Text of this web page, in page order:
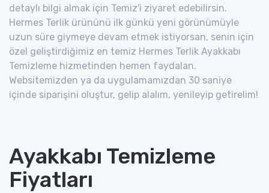
detaylı bilgi almak için Temiz'i ziyaret edebilirsin.
Hermes Terlik ürününü ilk günkü yeni görünümüyle
uzun süre giymeye devam etmek istiyorsan, senin için
özel geliştirdiğimiz en temiz Hermes Terlik Ayakkabı
Temizleme hizmetinden hemen faydalan.
Websitemizden ya da uygulamamızdan 30 saniye
içinde siparişini oluştur, gelip alalım, yenileyip getirelim!
Ayakkabı Temizleme
Fiyatları